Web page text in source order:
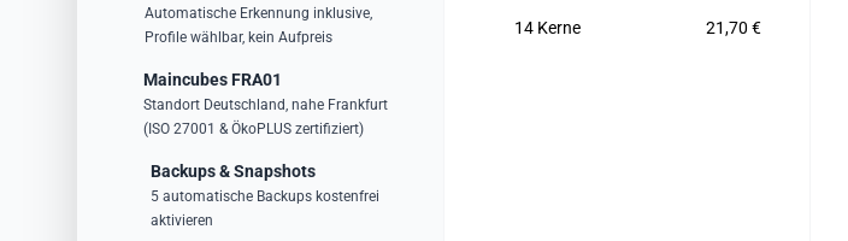
Automatische Erkennung inklusive,
Profile wählbar, kein Aufpreis
Maincubes FRA01
Standort Deutschland, nahe Frankfurt
(ISO 27001 & ÖkoPLUS zertifiziert)
Backups & Snapshots
5 automatische Backups kostenfrei
aktivieren
14 Kerne 21,70 €